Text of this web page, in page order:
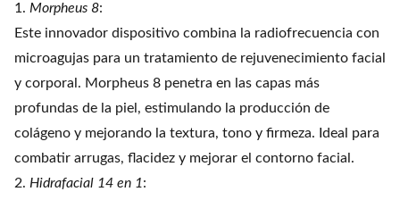
1. Morpheus 8:
Este innovador dispositivo combina la radiofrecuencia con
microagujas para un tratamiento de rejuvenecimiento facial
y corporal. Morpheus 8 penetra en las capas más
profundas de la piel, estimulando la producción de
colágeno y mejorando la textura, tono y firmeza. Ideal para
combatir arrugas, flacidez y mejorar el contorno facial.
2. Hidrafacial 14 en 1: